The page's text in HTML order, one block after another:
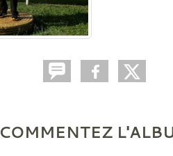
COMMENTEZ